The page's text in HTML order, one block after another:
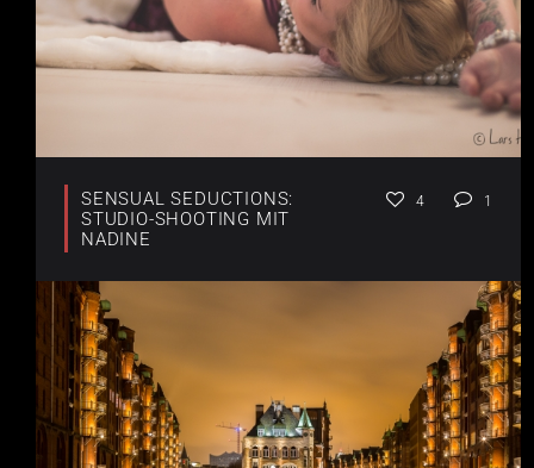
SENSUAL SEDUCTIONS:
STUDIO-SHOOTING MIT
NADINE
4 1